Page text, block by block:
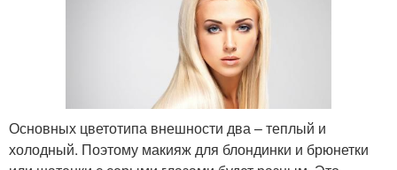
❀вечерний макияж
Красивый макияж
Основных цветотипа внешности два – теплый и
холодный. Поэтому макияж для блондинки и брюнетки